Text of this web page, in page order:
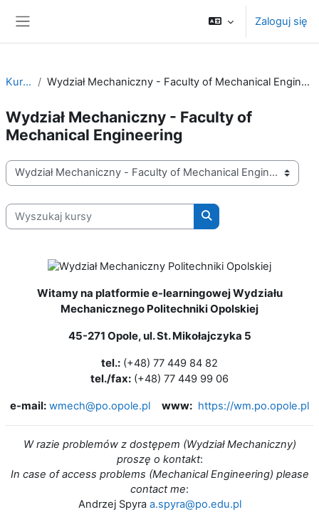
Zaloguj się
Kursy Wydział Mechaniczny - Faculty of Mechanical Engineering
Wydział Mechaniczny - Faculty of
Mechanical Engineering
Kategorie kursów
Wyszukaj kursy
Wyszukaj kursy
Witamy na platformie e-learningowej Wydziału
Mechanicznego Politechniki Opolskiej
45-271 Opole, ul. St. Mikołajczyka 5
tel.: (+48) 77 449 84 82
tel./fax: (+48) 77 449 99 06
e-mail: wmech@po.opole.pl www: https://wm.po.opole.pl
W razie problemów z dostępem (Wydział Mechaniczny)
proszę o kontakt:
In case of access problems (Mechanical Engineering) please
contact me:
Andrzej Spyra a.spyra@po.edu.pl